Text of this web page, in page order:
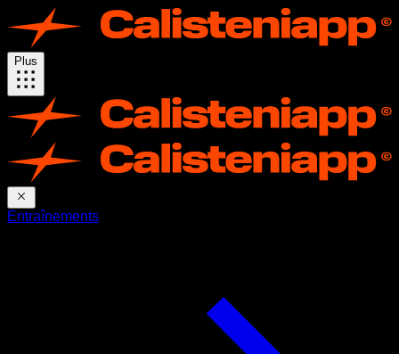
Plus
Entraînements